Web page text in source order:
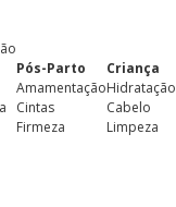
Pós-Parto
Amamentação
Cintas
Firmeza
Criança
Hidratação
Cabelo
Limpeza